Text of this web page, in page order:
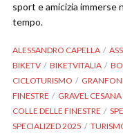
sport e amicizia immerse
tempo.
ALESSANDRO CAPELLA
BIKETV
BIKETVITALIA
CICLOTURISMO
FINESTRE
GRAVEL CESANA
COLLE DELLE FINESTRE
SPECIALIZED 2025